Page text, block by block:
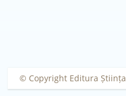
© Copyright Editura Știința